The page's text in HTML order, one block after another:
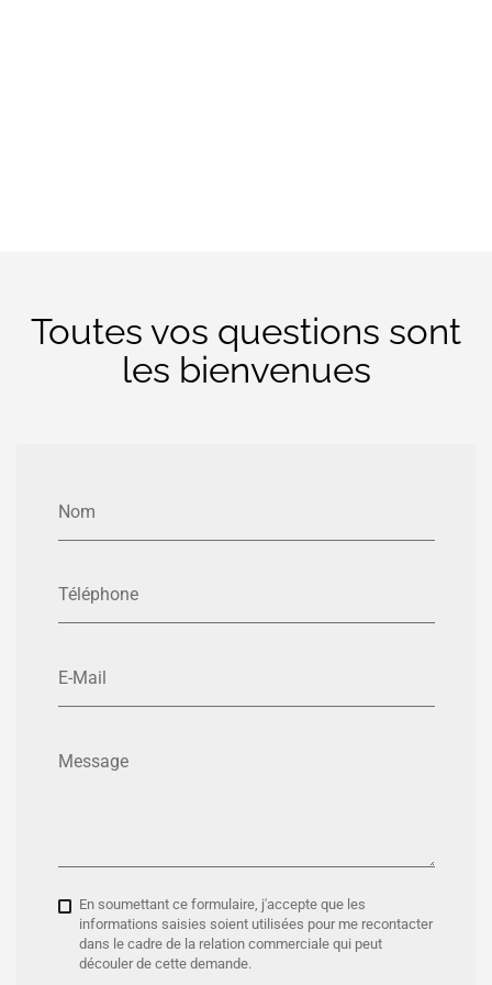
Toutes vos questions sont
les bienvenues
Nom
Téléphone
E-Mail
Message
En soumettant ce formulaire, j'accepte que les
informations saisies soient utilisées pour me recontacter
dans le cadre de la relation commerciale qui peut
découler de cette demande.